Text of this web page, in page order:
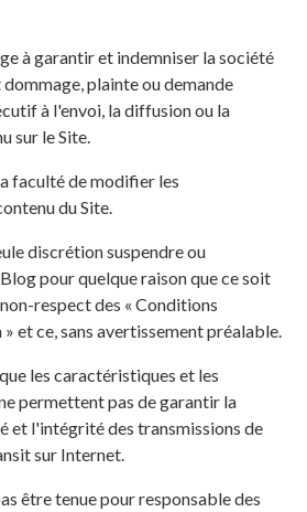
à garantir et indemniser la société
plainte ou demande
à l'envoi, la diffusion ou la
sur le Site.
faculté de modifier les
du Site.
discrétion suspendre ou
pour quelque raison que ce soit
respect des « Conditions
et ce, sans avertissement préalable.
les caractéristiques et les
permettent pas de garantir la
et l'intégrité des transmissions de
sur Internet.
être tenue pour responsable des